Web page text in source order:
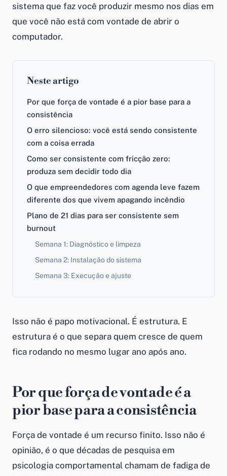
sistema que faz você produzir mesmo nos dias em
que você não está com vontade de abrir o
computador.
Neste artigo
Por que força de vontade é a pior base para a
consistência
O erro silencioso: você está sendo consistente
com a coisa errada
Como ser consistente com fricção zero:
produza sem decidir todo dia
O que empreendedores com agenda leve fazem
diferente dos que vivem apagando incêndio
Plano de 21 dias para ser consistente sem
burnout
Semana 1: Diagnóstico e limpeza
Semana 2: Instalação do sistema
Semana 3: Execução e ajuste
Isso não é papo motivacional. É estrutura. E
estrutura é o que separa quem cresce de quem
fica rodando no mesmo lugar ano após ano.
Por que força de vontade é a
pior base para a consistência
Força de vontade é um recurso finito. Isso não é
opinião, é o que décadas de pesquisa em
psicologia comportamental chamam de fadiga de